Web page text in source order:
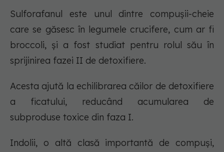
Sulforafanul este unul dintre compușii-cheie
care se găsesc în legumele crucifere, cum ar fi
broccoli, și a fost studiat pentru rolul său în
sprijinirea fazei II de detoxifiere.
Acesta ajută la echilibrarea căilor de detoxifiere
a ficatului, reducând acumularea de
subproduse toxice din faza I.
Indolii, o altă clasă importantă de compuși,